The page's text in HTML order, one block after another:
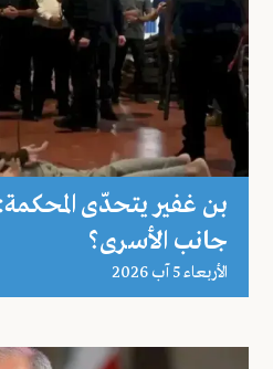
بن غفير يتحدّى
جانب الأسرى؟
اﻷربعاء 5 آب 2026